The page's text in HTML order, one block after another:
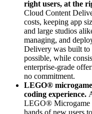
right users, at the
Cloud Content
costs, keeping app
and large studios
managing, and
Delivery was built to
possible, while
enterprise-grade
no commitment.
LEGO®
coding experience.
LEGO® Microgame